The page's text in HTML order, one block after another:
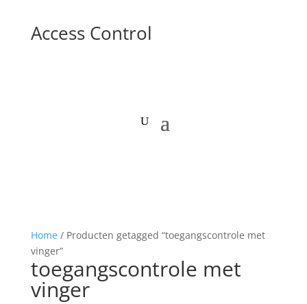
Access Control
Home/ Producten getagged “toegangscontrole met
vinger”
toegangscontrole met
vinger